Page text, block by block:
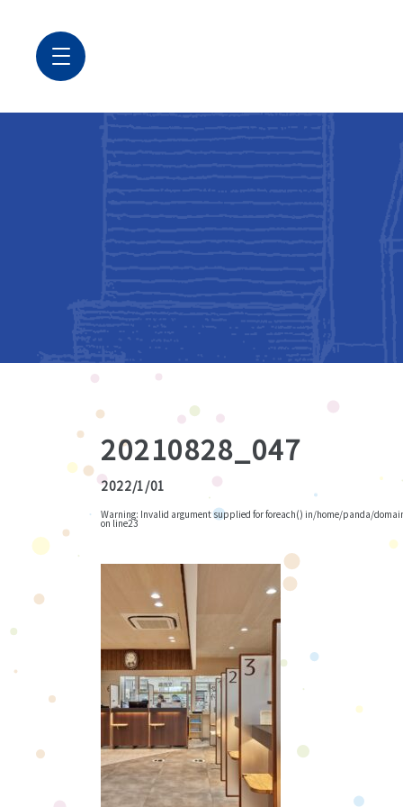
20210828_047
2022/1/01
Warning: Invalid argument supplied for foreach() in/home/panda/
on line23